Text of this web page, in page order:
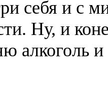
себя и с
Ну, и
алкоголь